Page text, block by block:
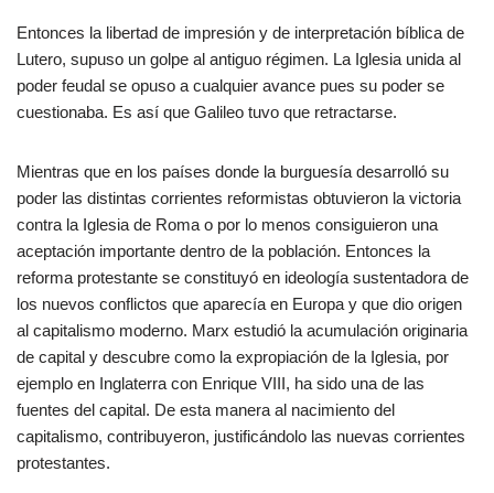
Entonces la libertad de impresión y de interpretación bíblica de
Lutero, supuso un golpe al antiguo régimen. La Iglesia unida al
poder feudal se opuso a cualquier avance pues su poder se
cuestionaba. Es así que Galileo tuvo que retractarse.
Mientras que en los países donde la burguesía desarrolló su
poder las distintas corrientes reformistas obtuvieron la victoria
contra la Iglesia de Roma o por lo menos consiguieron una
aceptación importante dentro de la población. Entonces la
reforma protestante se constituyó en ideología sustentadora de
los nuevos conflictos que aparecía en Europa y que dio origen
al capitalismo moderno. Marx estudió la acumulación originaria
de capital y descubre como la expropiación de la Iglesia, por
ejemplo en Inglaterra con Enrique VIII, ha sido una de las
fuentes del capital. De esta manera al nacimiento del
capitalismo, contribuyeron, justificándolo las nuevas corrientes
protestantes.